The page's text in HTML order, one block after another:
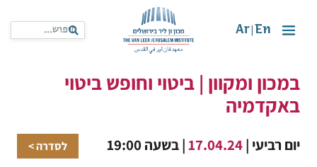
En
Ar
במכון ומקוון | ביטוי וחופש ביטוי
באקדמיה
לסדרה > יום רביעי |17.04.24| בשעה 19:00